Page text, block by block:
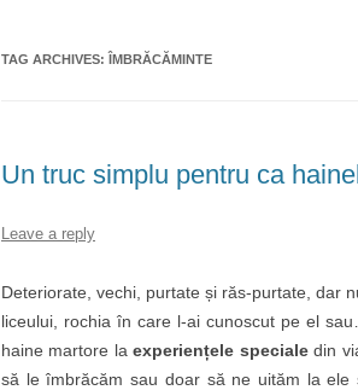
TAG ARCHIVES: ÎMBRĂCĂMINTE
Un truc simplu pentru ca
Leave a reply
Deteriorate, vechi, purtate și răs-purtate, dar
liceului, rochia în care l-ai cunoscut pe el
haine martore laexperiențele specialedin
să le îmbrăcăm sau doar să ne uităm la